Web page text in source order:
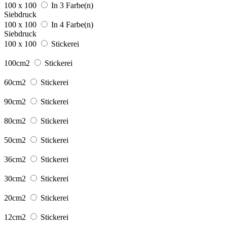
100 x 100
In 3 Farbe(n)
Siebdruck
100 x 100
In 4 Farbe(n)
Siebdruck
100 x 100
Stickerei
100cm2 Stickerei
60cm2 Stickerei
90cm2 Stickerei
80cm2 Stickerei
50cm2 Stickerei
36cm2 Stickerei
30cm2 Stickerei
20cm2 Stickerei
12cm2 Stickerei